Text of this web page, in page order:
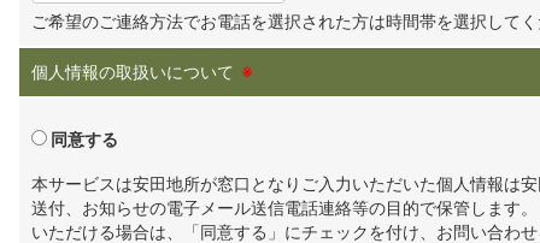
ご希望のご連絡方法でお電話を選択された方は時間帯を選択して
個人情報の取扱いについて ※
同意する
本サービスは安田地所が窓口となりご入力いただいた個人情報は
送付、お知らせの電子メール送信電話連絡等の目的で保管します
いただける場合は、「同意する」にチェックを付け、お問い合わ